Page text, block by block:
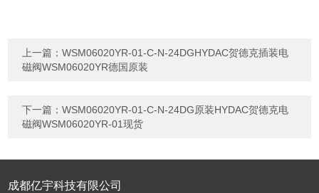
上一篇：WSM06020YR-01-C-N-24DGHYDAC贺德克插装电
磁阀WSM06020YR德国原装
下一篇：WSM06020YR-01-C-N-24DG原装HYDAC贺德克电
磁阀WSM06020YR-01现货
成都亿宇科技有限公司